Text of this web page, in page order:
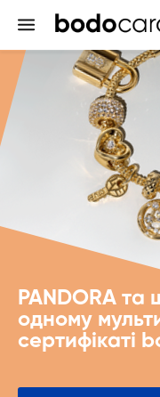
PANDORA та
одному
сертифікаті